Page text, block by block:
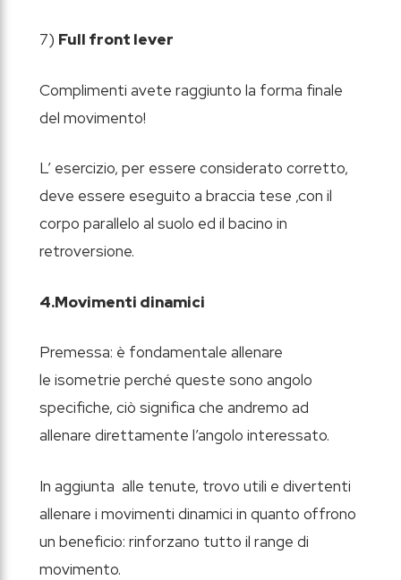
7) Full front lever
Complimenti avete raggiunto la forma finale
del movimento!
L’ esercizio, per essere considerato corretto,
deve essere eseguito a braccia tese ,con il
corpo parallelo al suolo ed il bacino in
retroversione.
4.Movimenti dinamici
Premessa: è fondamentale allenare
le isometrie perché queste sono angolo
specifiche, ciò significa che andremo ad
allenare direttamente l’angolo interessato.
In aggiunta alle tenute, trovo utili e divertenti
allenare i movimenti dinamici in quanto offrono
un beneficio: rinforzano tutto il range di
movimento.